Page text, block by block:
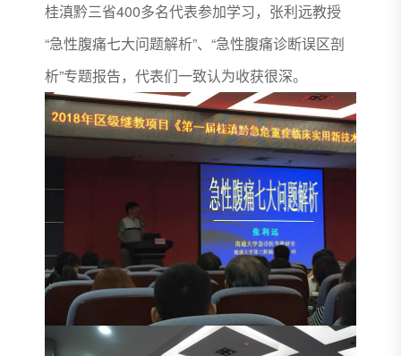
桂滇黔三省400多名代表参加学习，张利远教授
“急性腹痛七大问题解析”、“急性腹痛诊断误区剖
析”专题报告，代表们一致认为收获很深。